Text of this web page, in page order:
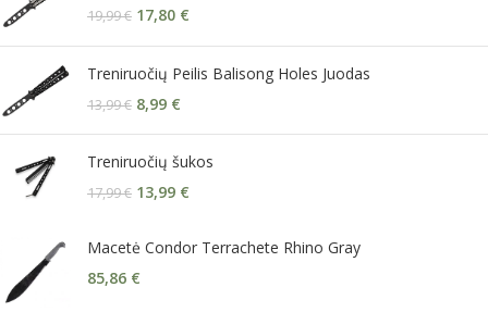
19,99€ 17,80 €
Treniruočių Peilis Balisong Holes Juodas
13,99€ 8,99 €
Treniruočių šukos
17,99€ 13,99 €
Macetė Condor Terrachete Rhino Gray
85,86 €